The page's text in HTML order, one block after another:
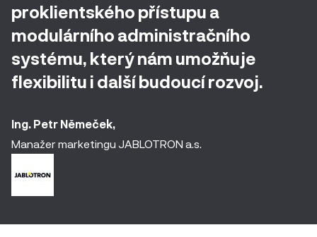
proklientského přístupu a
modulárního administračního
systému, který nám umožňuje
flexibilitu i další budoucí rozvoj.
Ing. Petr Němeček,
Manažer marketingu JABLOTRON a.s.